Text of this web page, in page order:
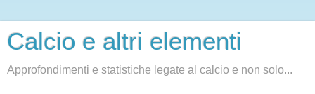
Calcio e altri elementi
Approfondimenti e statistiche legate al calcio e non solo...